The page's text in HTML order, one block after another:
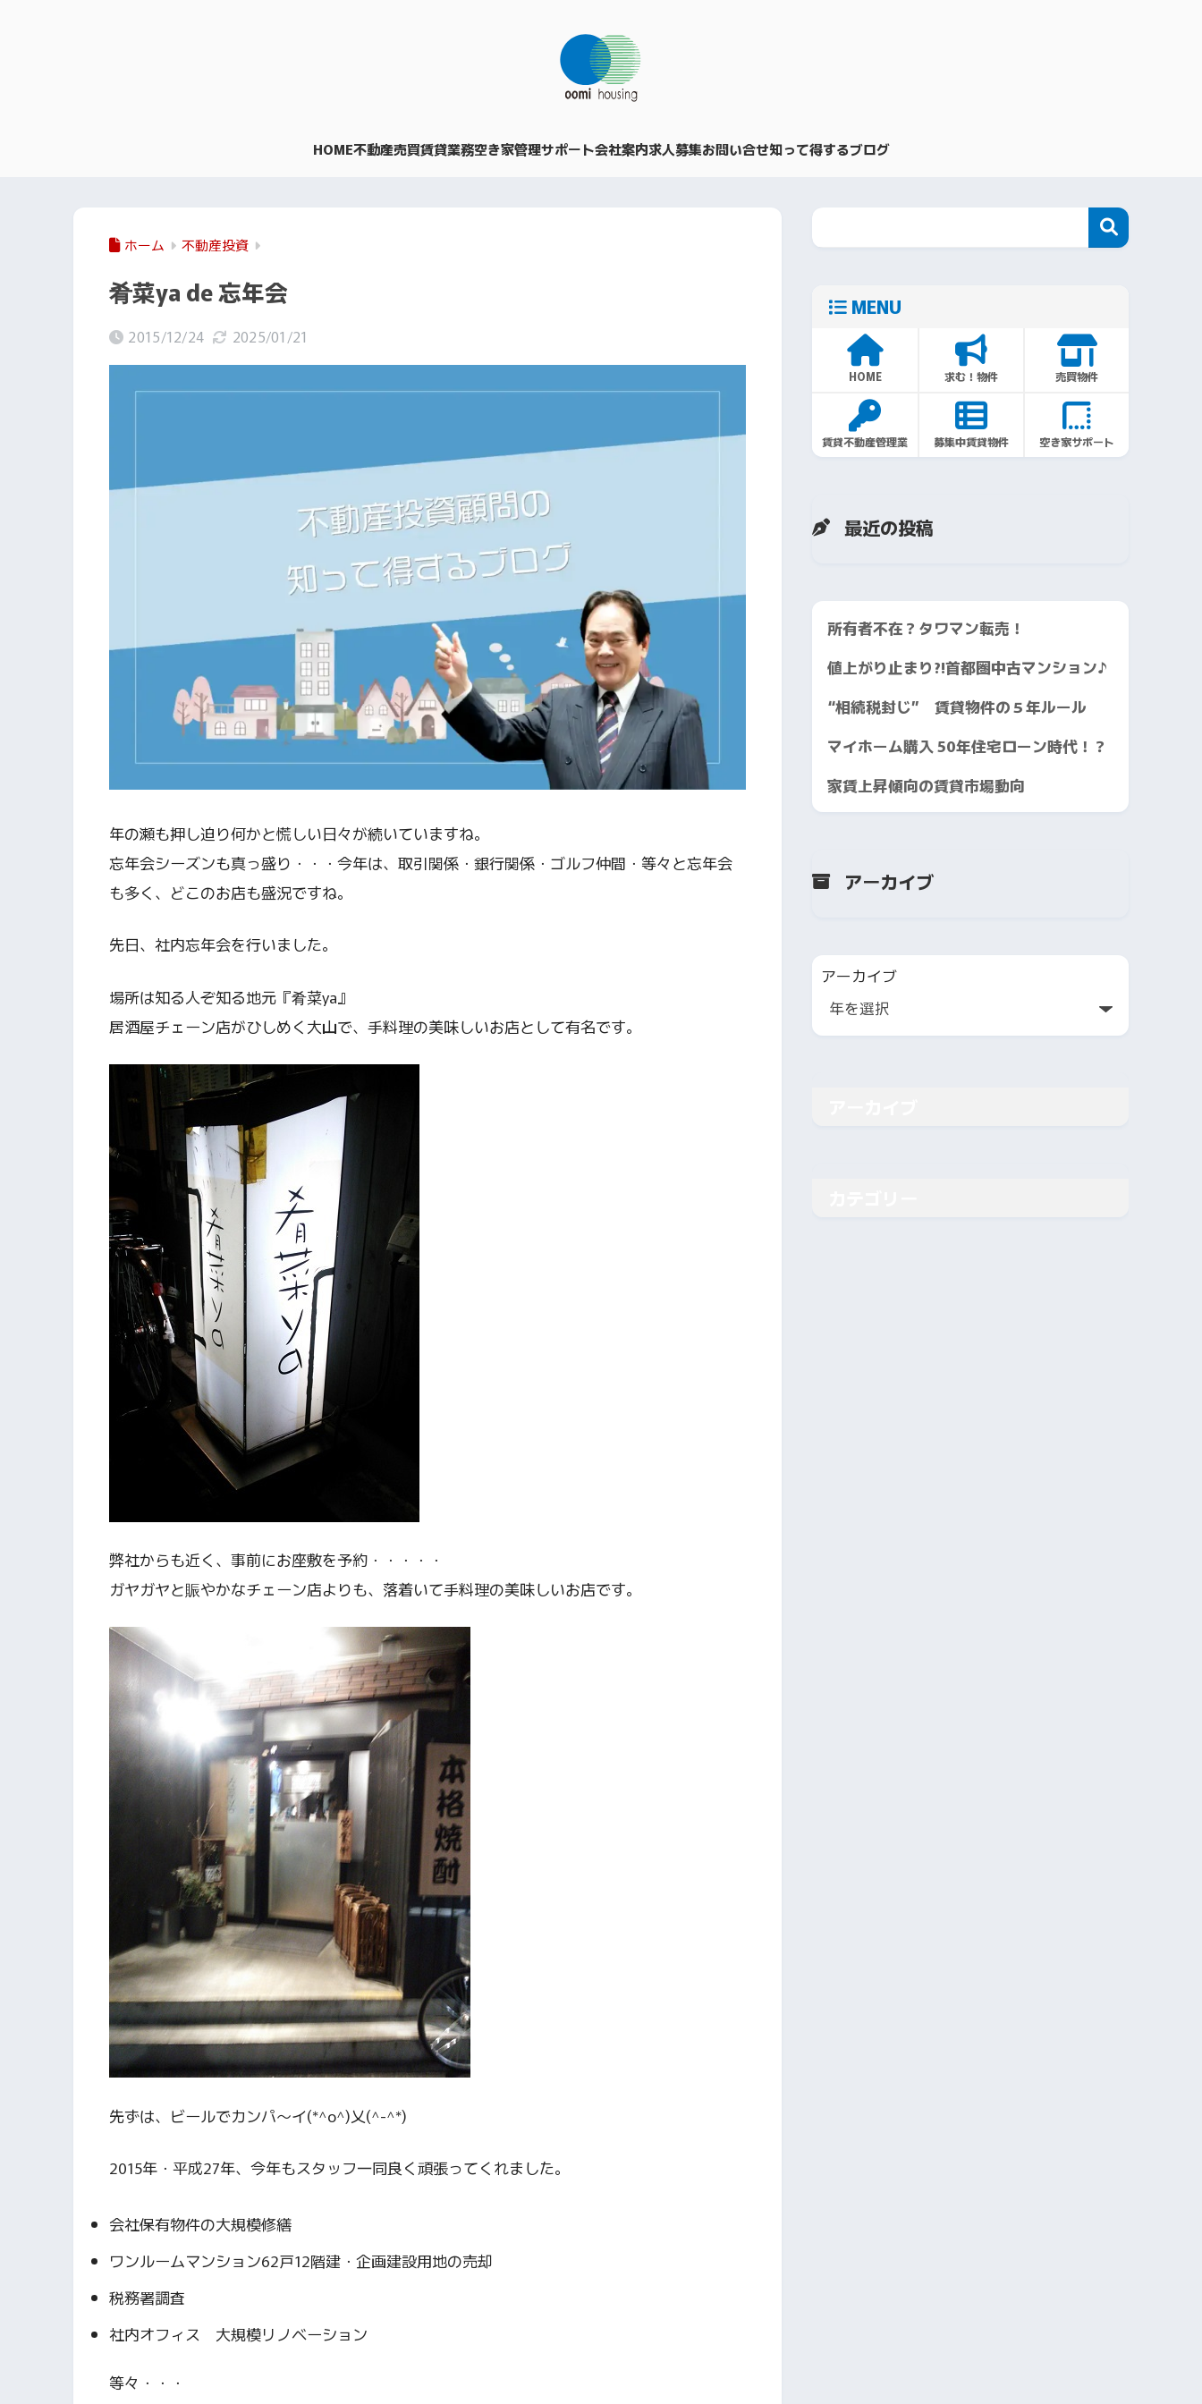
HOME不動産売買賃貸業務空き家管理サポート会社案内求人募集お問い合せ知って得するブログ
ホーム 不動産投資
肴菜ya de 忘年会
2015/12/24 2025/01/21
年の瀬も押し迫り何かと慌しい日々が続いていますね。
忘年会シーズンも真っ盛り・・・今年は、取引関係・銀行関係・ゴルフ仲間・等々と忘年会
も多く、どこのお店も盛況ですね。
先日、社内忘年会を行いました。
場所は知る人ぞ知る地元『肴菜ya』
居酒屋チェーン店がひしめく大山で、手料理の美味しいお店として有名です。
弊社からも近く、事前にお座敷を予約・・・・・
ガヤガヤと賑やかなチェーン店よりも、落着いて手料理の美味しいお店です。
先ずは、ビールでカンパ～イ(*^o^)乂(^-^*)
2015年・平成27年、今年もスタッフ一同良く頑張ってくれました。
会社保有物件の大規模修繕
ワンルームマンション62戸12階建・企画建設用地の売却
税務署調査
社内オフィス 大規模リノベーション
等々・・・
MENU
HOME 求む！物件 売買物件
賃貸不動産管理業 募集中賃貸物件 空き家サポート
最近の投稿
所有者不在？タワマン転売！
値上がり止まり?!首都圏中古マンション♪
“相続税封じ” 賃貸物件の５年ルール
マイホーム購入 50年住宅ローン時代！？
家賃上昇傾向の賃貸市場動向
アーカイブ
アーカイブ